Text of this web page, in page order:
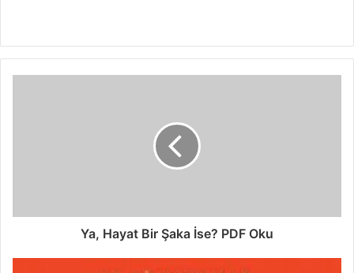
Ya, Hayat Bir Şaka İse? PDF Oku